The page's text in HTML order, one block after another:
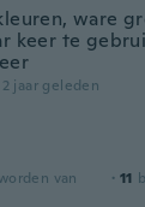
ware
keer te
jaar geleden
van
· 11